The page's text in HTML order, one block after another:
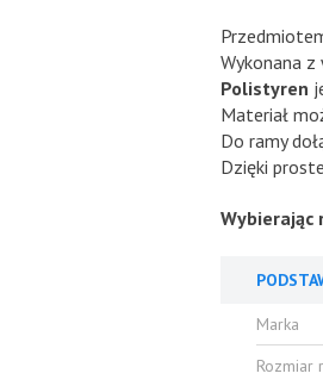
Wykonana z
Polistyren
Materiał
Do ramy
Dzięki
Wybierając
Marka
Rozmiar